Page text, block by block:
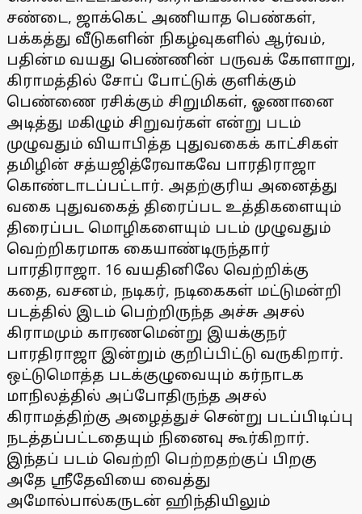
சண்டை, ஜாக்கெட் அணியாத பெண்கள்,
பக்கத்து வீடுகளின் நிகழ்வுகளில் ஆர்வம்,
பதின்ம வயது பெண்ணின் பருவக் கோளாறு,
கிராமத்தில் சோப் போட்டுக் குளிக்கும்
பெண்ணை ரசிக்கும் சிறுமிகள், ஓணானை
அடித்து மகிழும் சிறுவர்கள் என்று படம்
முழுவதும் வியாபித்த புதுவகைக் காட்சிகள்
தமிழின் சத்யஜித்ரேவாகவே பாரதிராஜா
கொண்டாடப்பட்டார். அதற்குரிய அனைத்து
வகை புதுவகைத் திரைப்பட உத்திகளையும்
திரைப்பட மொழிகளையும் படம் முழுவதும்
வெற்றிகரமாக கையாண்டிருந்தார்
பாரதிராஜா. 16 வயதினிலே வெற்றிக்கு
கதை, வசனம், நடிகர், நடிகைகள் மட்டுமன்றி
படத்தில் இடம் பெற்றிருந்த அச்சு அசல்
கிராமமும் காரணமென்று இயக்குநர்
பாரதிராஜா இன்றும் குறிப்பிட்டு வருகிறார்.
ஒட்டுமொத்த படக்குழுவையும் கர்நாடக
மாநிலத்தில் அப்போதிருந்த அசல்
கிராமத்திற்கு அழைத்துச் சென்று படப்பிடிப்பு
நடத்தப்பட்டதையும் நினைவு கூர்கிறார்.
இந்தப் படம் வெற்றி பெற்றதற்குப் பிறகு
அதே ஸ்ரீதேவியை வைத்து
அமோல்பால்கருடன் ஹிந்தியிலும்